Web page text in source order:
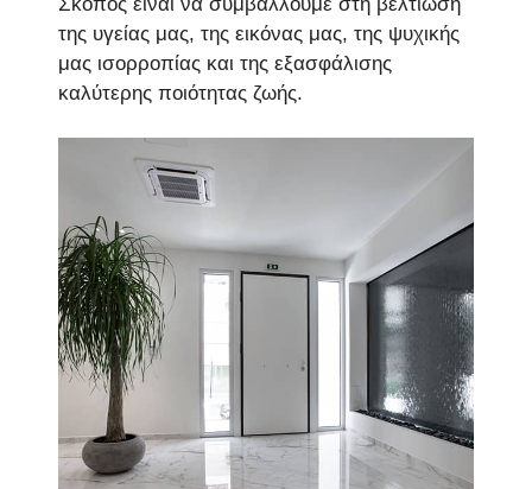
της υγείας μας, της εικόνας μας, της ψυχικής
μας ισορροπίας και της εξασφάλισης
καλύτερης ποιότητας ζωής.